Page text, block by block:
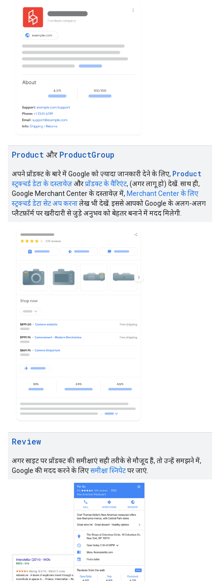
Product और ProductGroup
अपने प्रॉडक्ट के बारे में Google को ज़्यादा जानकारी देने के लिए, Product
स्ट्रक्चर्ड डेटा के दस्तावेज़औरप्रॉडक्ट के वैरिएंट, (अगर लागू हो) देखें. साथ ही,
Google Merchant Center के दस्तावेज़ में, Merchant Center के लिए
स्ट्रक्चर्ड डेटा सेट अप करनालेख भी देखें. इससे आपको Google के अलग-अलग
प्लैटफ़ॉर्म पर खरीदारी से जुड़े अनुभव को बेहतर बनाने में मदद मिलेगी.
Review
अगर साइट पर प्रॉडक्ट की समीक्षाएं सही तरीके से मौजूद हैं, तो उन्हें समझने में,
Google की मदद करने के लिएसमीक्षा स्निपेटपर जाएं.